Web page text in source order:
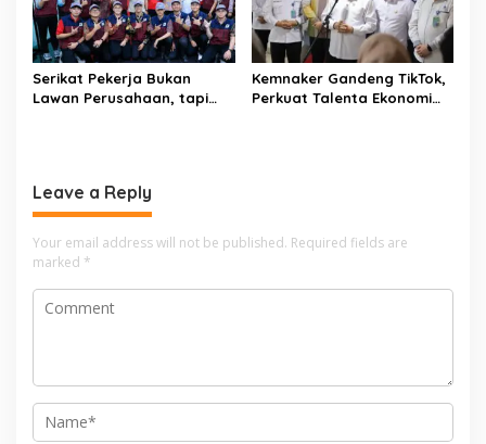
Serikat Pekerja Bukan
Lawan Perusahaan, tapi
Kemnaker Gandeng TikTok,
Perkuat Talenta Ekonomi
Leave a Reply
Your email address will not be published. Required fields are
marked *